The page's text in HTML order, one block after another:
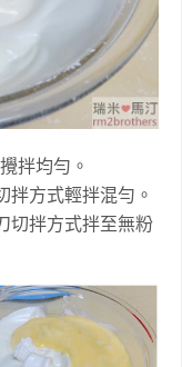
拌均勻。
拌方式輕拌混勻。
切拌方式拌至無粉